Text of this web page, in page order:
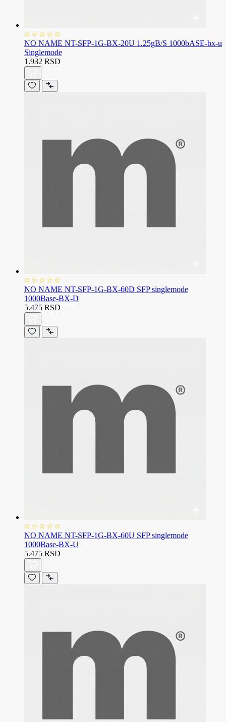
NO NAME NT-SFP-1G-BX-20U 1.25gB/S 1000bASE-bx-u
Singlemode
1.932 RSD
NO NAME NT-SFP-1G-BX-60D SFP singlemode
1000Base-BX-D
5.475 RSD
NO NAME NT-SFP-1G-BX-60U SFP singlemode
1000Base-BX-U
5.475 RSD